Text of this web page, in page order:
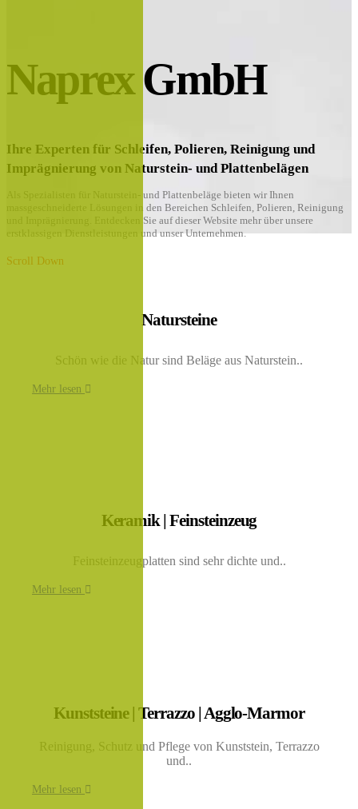
Naprex GmbH
Ihre Experten für Schleifen, Polieren, Reinigung und
Imprägnierung von Naturstein- und Plattenbelägen
Als Spezialisten für Naturstein- und Plattenbeläge bieten wir Ihnen
massgeschneiderte Lösungen in den Bereichen Schleifen, Polieren, Reinigung
und Imprägnierung. Entdecken Sie auf dieser Website mehr über unsere
erstklassigen Dienstleistungen und unser Unternehmen.
Scroll Down
Natursteine
Schön wie die Natur sind Beläge aus Naturstein..
Mehr lesen
Keramik | Feinsteinzeug
Feinsteinzeugplatten sind sehr dichte und..
Mehr lesen
Kunststeine | Terrazzo | Agglo-Marmor
Reinigung, Schutz und Pflege von Kunststein, Terrazzo
und..
Mehr lesen